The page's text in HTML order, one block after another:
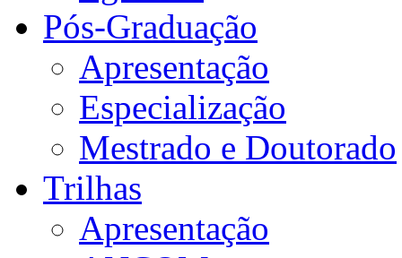
Pós-Graduação
Apresentação
Especialização
Mestrado e Doutorado
Trilhas
Apresentação